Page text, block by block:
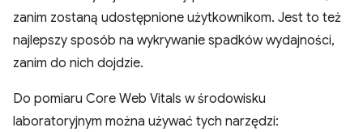
zanim zostaną udostępnione użytkownikom. Jest to też
najlepszy sposób na wykrywanie spadków wydajności,
zanim do nich dojdzie.
Do pomiaru Core Web Vitals w środowisku
laboratoryjnym można używać tych narzędzi: